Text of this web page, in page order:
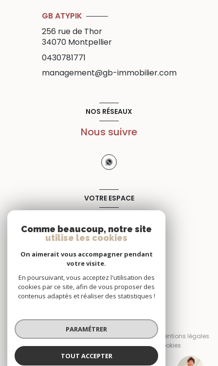
GB ATYPIK
256 rue de Thor
34070 Montpellier
0430781771
management@gb-immobilier.com
NOS RÉSEAUX
Nous suivre
VOTRE ESPACE
© 2026 | Tous droits réservés
Nos honoraires
Nos partenaires
Mentions légales
Admin
Politique RGPD Cookies
Comme beaucoup, notre site
utilise les cookies
On aimerait vous accompagner pendant
votre visite.
En poursuivant, vous acceptez l'utilisation des
cookies par ce site, afin de vous proposer des
contenus adaptés et réaliser des statistiques !
PARAMÉTRER
TOUT ACCEPTER